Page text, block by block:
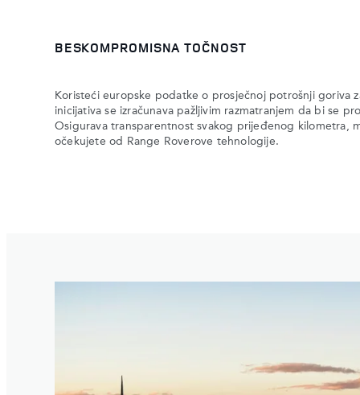
BESKOMPROMISNA TOČNOST
Koristeći europske podatke o prosječnoj potrošnji goriva
inicijativa se izračunava pažljivim razmatranjem da bi se
Osigurava transparentnost svakog prijeđenog kilometra,
očekujete od Range Roverove tehnologije.